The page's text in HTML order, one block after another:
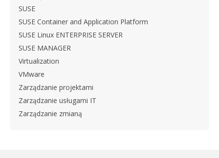
SUSE
SUSE Container and Application Platform
SUSE Linux ENTERPRISE SERVER
SUSE MANAGER
Virtualization
VMware
Zarządzanie projektami
Zarządzanie usługami IT
Zarządzanie zmianą